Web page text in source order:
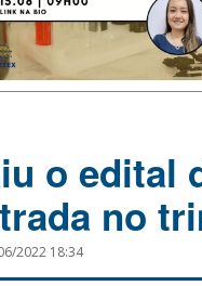
o edital
no
2022 18:34